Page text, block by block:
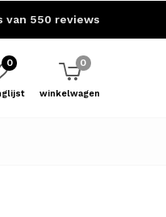
0
winkelwagen
0
van 550 reviews